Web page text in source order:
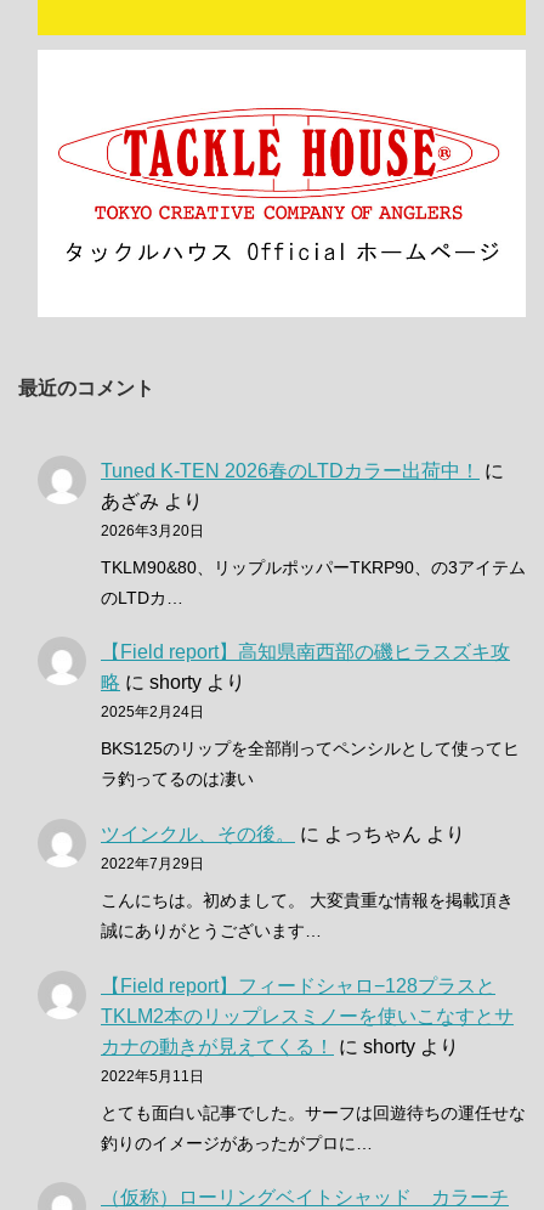
最近のコメント
Tuned K-TEN 2026春のLTDカラー出荷中！
に
あざみ より
2026年3月20日
TKLM90&80、リップルポッパーTKRP90、の3アイテム
のLTDカ…
【Field report】高知県南西部の磯ヒラスズキ攻
略 に shorty より
2025年2月24日
BKS125のリップを全部削ってペンシルとして使ってヒ
ラ釣ってるのは凄い
ツインクル、その後。 に よっちゃん より
2022年7月29日
こんにちは。初めまして。 大変貴重な情報を掲載頂き
誠にありがとうございます…
【Field report】フィードシャロ−128プラスと
TKLM2本のリップレスミノーを使いこなすとサ
カナの動きが見えてくる！
に shorty より
2022年5月11日
とても面白い記事でした。サーフは回遊待ちの運任せな
釣りのイメージがあったがプロに…
（仮称）ローリングベイトシャッド カラーチ